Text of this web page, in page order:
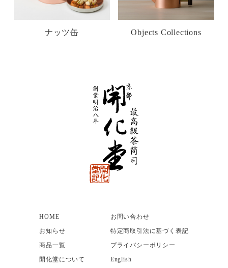
ナッツ缶 Objects Collections
HOME
お知らせ
商品一覧
開化堂について
お問い合わせ
特定商取引法に基づく表記
プライバシーポリシー
English